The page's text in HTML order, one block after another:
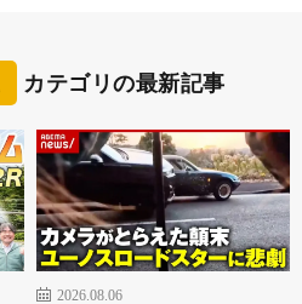
カテゴリの最新記事
2026.08.06